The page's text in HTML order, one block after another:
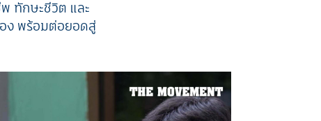
พ ทักษะชีวิต และ
อง พร้อมต่อยอดสู่